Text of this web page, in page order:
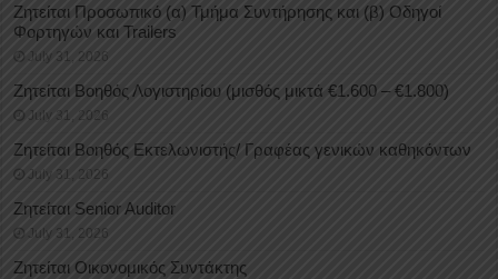
Ζητείται Προσωπικό (α) Τμήμα Συντήρησης και (β) Οδηγοί
Φορτηγών και Trailers
July 31, 2026
Ζητείται Βοηθός Λογιστηρίου (μισθός μικτά €1.600 – €1.800)
July 31, 2026
Ζητείται Βοηθός Εκτελωνιστής/ Γραφέας γενικών καθηκόντων
July 31, 2026
Ζητείται Senior Auditor
July 31, 2026
Ζητείται Οικονομικός Συντάκτης